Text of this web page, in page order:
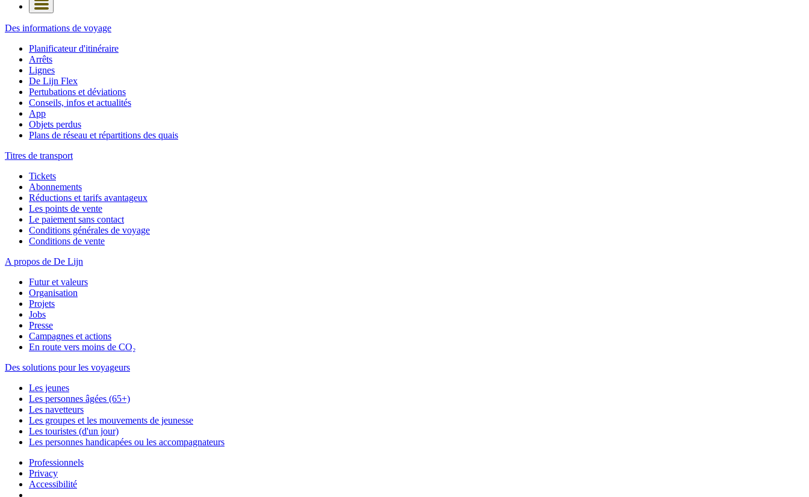
Des informations de voyage
Planificateur d'itinéraire
Arrêts
Lignes
De Lijn Flex
Pertubations et déviations
Conseils, infos et actualités
App
Objets perdus
Plans de réseau et répartitions des quais
Titres de transport
Tickets
Abonnements
Réductions et tarifs avantageux
Les points de vente
Le paiement sans contact
Conditions générales de voyage
Conditions de vente
A propos de De Lijn
Futur et valeurs
Organisation
Projets
Jobs
Presse
Campagnes et actions
En route vers moins de CO₂
Des solutions pour les voyageurs
Les jeunes
Les personnes âgées (65+)
Les navetteurs
Les groupes et les mouvements de jeunesse
Les touristes (d'un jour)
Les personnes handicapées ou les accompagnateurs
Professionnels
Privacy
Accessibilité